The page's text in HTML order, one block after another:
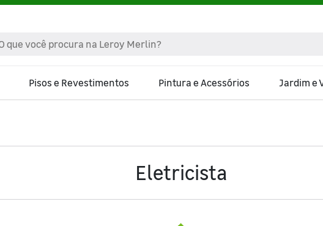
Pisos e Revestimentos Pintura e Acessórios Jardim e
Eletricista